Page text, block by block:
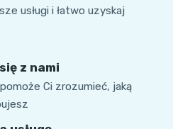
usługi i łatwo uzyskaj
z nami
Ci zrozumieć, jaką